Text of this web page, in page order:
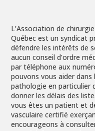
L’Association de
Québec est un syndicat
défendre les intérêts de
aucun conseil d’ordre
par téléphone aux
pouvons vous aider dans
pathologie en particulier
donner les délais des
vous êtes un patient et
vasculaire certifié
encourageons à